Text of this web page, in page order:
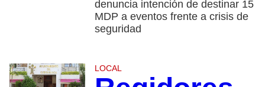
denuncia intención de destinar 15
MDP a eventos frente a crisis de
seguridad
LOCAL